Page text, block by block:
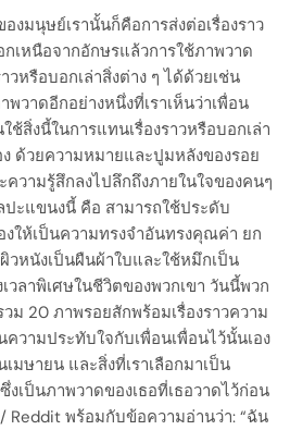
งมนุษย์เรานั้นก็คือการส่งต่อเรื่องราว
เหนือจากอักษรแล้วการใช้ภาพวาด
วหรือบอกเล่าสิ่งต่าง ๆ ได้ด้วยเช่น
วาดอีกอย่างหนึ่งที่เราเห็นว่าเพื่อน
ช้สิ่งนี้ในการแทนเรื่องราวหรือบอกเล่า
ด้วยความหมายและปูมหลังของรอย
ความรู้สึกลงไปลึกถึงภายในใจของคนๆ
ะแขนงนี้ คือ สามารถใช้ประดับ
งให้เป็นความทรงจำอันทรงคุณค่า ยก
วหนังเป็นผืนผ้าใบและใช้หมึกเป็น
วลาพิเศษในชีวิตของพวกเขา วันนี้พวก
วม 20 ภาพรอยสักพร้อมเรื่องราวความ
วามประทับใจกับเพื่อนเพื่อนไว้นั้นเอง
มษายน และสิ่งที่เราเลือกมาเป็น
เป็นภาพวาดของเธอที่เธอวาดไว้ก่อน
Reddit พร้อมกับข้อความอ่านว่า: “ฉัน